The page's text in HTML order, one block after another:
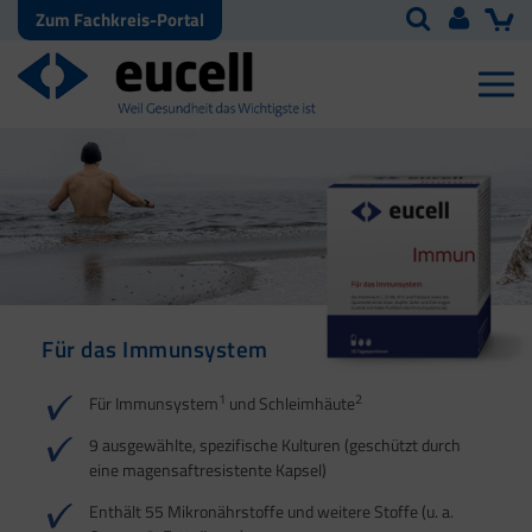
Zum Fachkreis-Portal
Für das Immunsystem
Für Immunsystem1 und Schleimhäute2
9 ausgewählte, spezifische Kulturen (geschützt durch
eine magensaftresistente Kapsel)
Enthält 55 Mikronährstoffe und weitere Stoffe (u. a.
Für Haut, Haare und
4
Für Ihre natürliche